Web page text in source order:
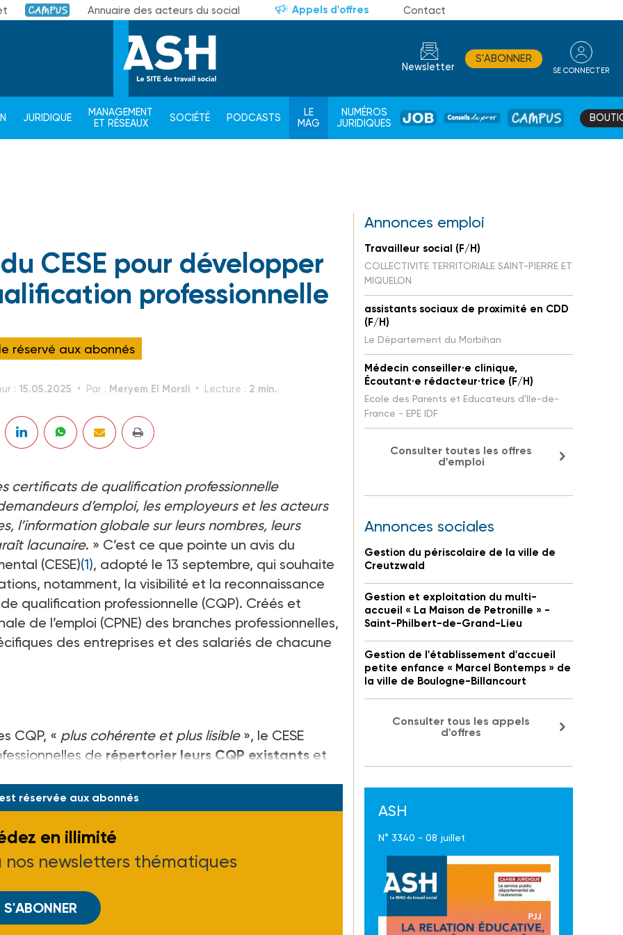
Campus Annuaire des acteurs du social Appels d'offres Contact
Newsletter
S'ABONNER
SE CONNECTER
JURIDIQUE
MANAGEMENT
ET RÉSEAUX
SOCIÉTÉ PODCASTS
LE
MAG
NUMÉROS
JURIDIQUES
JOB
DE
CAMPUS
CESE pour développer
professionnelle
réservé aux abonnés
: 15.05.2025 Par : Meryem El Morsli Lecture : 2 min.
certificats de qualification professionnelle
d’emploi, les employeurs et les acteurs
l’information globale sur leurs nombres, leurs
lacunaire. » C’est ce que pointe un avis du
(CESE)(1), adopté le 13 septembre, qui souhaite
notamment, la visibilité et la reconnaissance
qualification professionnelle (CQP). Créés et
de l’emploi (CPNE) des branches professionnelles,
des entreprises et des salariés de chacune
CQP, « plus cohérente et plus lisible», le CESE
de répertorier leurs CQP existants et
réservée aux abonnés
en illimité
nos newsletters thématiques
S'ABONNER
Annonces emploi
Travailleur social (F/H)
COLLECTIVITE TERRITORIALE SAINT-PIERRE ET
MIQUELON
assistants sociaux de proximité en CDD
(F/H)
Le Département du Morbihan
Médecin conseiller·e clinique,
Écoutant·e rédacteur·trice (F/H)
Ecole des Parents et Educateurs d'Ile-de-
France - EPE IDF
Consulter toutes les offres
d'emploi
Annonces sociales
Gestion du périscolaire de la ville de
Creutzwald
Gestion et exploitation du multi-
accueil « La Maison de Petronille » -
Saint-Philbert-de-Grand-Lieu
Gestion de l'établissement d'accueil
petite enfance « Marcel Bontemps » de
la ville de Boulogne-Billancourt
Consulter tous les appels
d'offres
ASH
N° 3340 - 08 juillet